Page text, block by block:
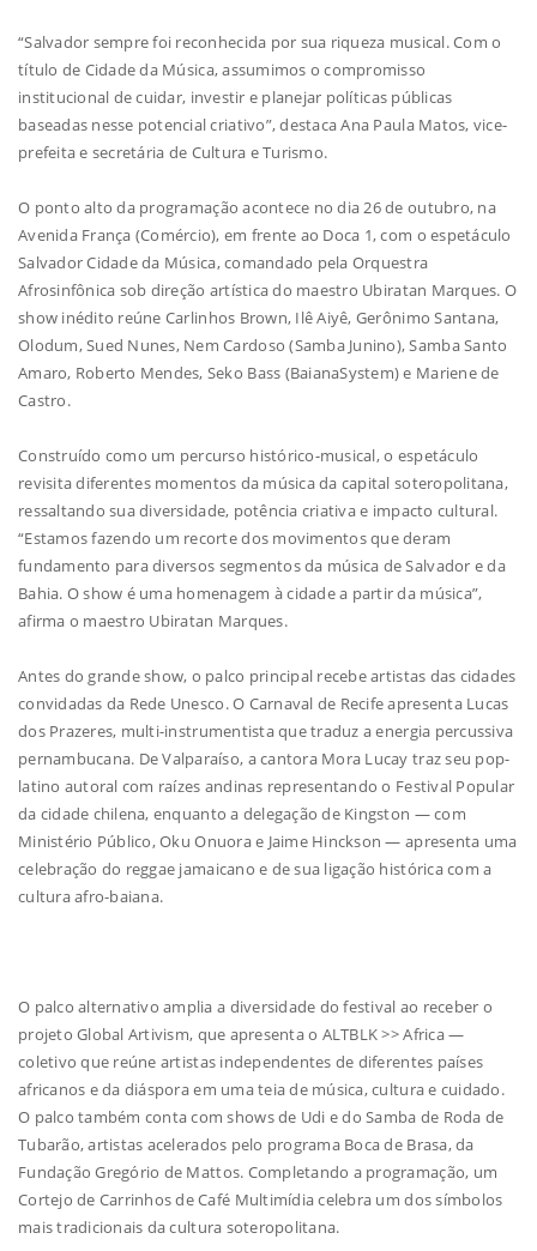
“Salvador sempre foi reconhecida por sua riqueza musical. Com o
título de Cidade da Música, assumimos o compromisso
institucional de cuidar, investir e planejar políticas públicas
baseadas nesse potencial criativo”, destaca Ana Paula Matos, vice-
prefeita e secretária de Cultura e Turismo.
O ponto alto da programação acontece no dia 26 de outubro, na
Avenida França (Comércio), em frente ao Doca 1, com o espetáculo
Salvador Cidade da Música, comandado pela Orquestra
Afrosinfônica sob direção artística do maestro Ubiratan Marques. O
show inédito reúne Carlinhos Brown, Ilê Aiyê, Gerônimo Santana,
Olodum, Sued Nunes, Nem Cardoso (Samba Junino), Samba Santo
Amaro, Roberto Mendes, Seko Bass (BaianaSystem) e Mariene de
Castro.
Construído como um percurso histórico-musical, o espetáculo
revisita diferentes momentos da música da capital soteropolitana,
ressaltando sua diversidade, potência criativa e impacto cultural.
“Estamos fazendo um recorte dos movimentos que deram
fundamento para diversos segmentos da música de Salvador e da
Bahia. O show é uma homenagem à cidade a partir da música”,
afirma o maestro Ubiratan Marques.
Antes do grande show, o palco principal recebe artistas das cidades
convidadas da Rede Unesco. O Carnaval de Recife apresenta Lucas
dos Prazeres, multi-instrumentista que traduz a energia percussiva
pernambucana. De Valparaíso, a cantora Mora Lucay traz seu pop-
latino autoral com raízes andinas representando o Festival Popular
da cidade chilena, enquanto a delegação de Kingston — com
Ministério Público, Oku Onuora e Jaime Hinckson — apresenta uma
celebração do reggae jamaicano e de sua ligação histórica com a
cultura afro-baiana.
O palco alternativo amplia a diversidade do festival ao receber o
projeto Global Artivism, que apresenta o ALTBLK >> Africa —
coletivo que reúne artistas independentes de diferentes países
africanos e da diáspora em uma teia de música, cultura e cuidado.
O palco também conta com shows de Udi e do Samba de Roda de
Tubarão, artistas acelerados pelo programa Boca de Brasa, da
Fundação Gregório de Mattos. Completando a programação, um
Cortejo de Carrinhos de Café Multimídia celebra um dos símbolos
mais tradicionais da cultura soteropolitana.